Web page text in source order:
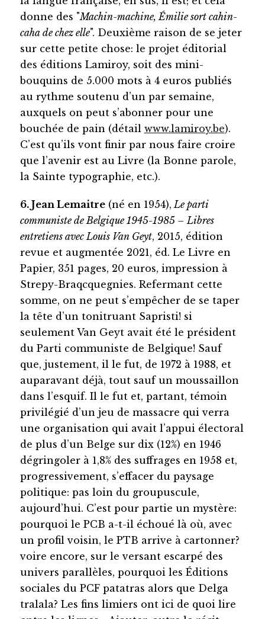
donne des "Machin-machine, Émilie sort cahin-
caha de chez elle". Deuxième raison de se jeter
sur cette petite chose: le projet éditorial
des éditions Lamiroy, soit des mini-
bouquins de 5.000 mots à 4 euros publiés
au rythme soutenu d’un par semaine,
auxquels on peut s’abonner pour une
bouchée de pain (détail www.lamiroy.be).
C’est qu’ils vont finir par nous faire croire
que l’avenir est au Livre (la Bonne parole,
la Sainte typographie, etc.).
6. Jean Lemaitre(né en 1954), Le parti
communiste de Belgique 1945-1985 – Libres
entretiens avec Louis Van Geyt, 2015, édition
revue et augmentée 2021, éd. Le Livre en
Papier, 351 pages, 20 euros, impression à
Strepy-Braqcquegnies. Refermant cette
somme, on ne peut s’empêcher de se taper
la tête d’un tonitruant Sapristi! si
seulement Van Geyt avait été le président
du Parti communiste de Belgique! Sauf
que, justement, il le fut, de 1972 à 1988, et
auparavant déjà, tout sauf un moussaillon
dans l’esquif. Il le fut et, partant, témoin
privilégié d’un jeu de massacre qui verra
une organisation qui avait l’appui électoral
de plus d’un Belge sur dix (12%) en 1946
dégringoler à 1,8% des suffrages en 1958 et,
progressivement, s’effacer du paysage
politique: pas loin du groupuscule,
aujourd’hui. C’est pour partie un mystère:
pourquoi le PCB a-t-il échoué là où, avec
un profil voisin, le PTB arrive à cartonner?
voire encore, sur le versant escarpé des
univers parallèles, pourquoi les Éditions
sociales du PCF patatras alors que Delga
tralala? Les fins limiers ont ici de quoi lire